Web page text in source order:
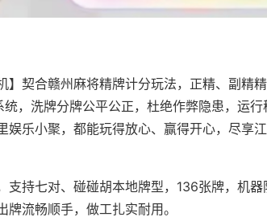
】契合赣州麻将精牌计分玩法，正精、副精精
，洗牌分牌公平公正，杜绝作弊隐患，运行
娱乐小聚，都能玩得放心、赢得开心，尽享
支持七对、碰碰胡本地牌型，136张牌，机器
流畅顺手，做工扎实耐用。